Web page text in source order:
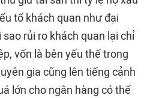
tố khách quan như đại
rủi ro khách quan lại chỉ
vốn là bên yếu thế trong
gia cũng lên tiếng cảnh
lớn cho ngân hàng có thể